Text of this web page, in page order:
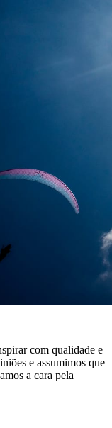
com qualidade e
e assumimos que
a cara pela